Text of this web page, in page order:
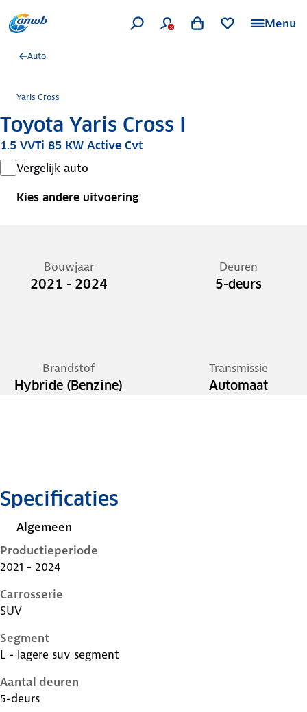
Menu
Auto
Yaris Cross
Toyota Yaris Cross I
1.5 VVTi 85 KW Active Cvt
Vergelijk auto
Kies andere uitvoering
Bouwjaar
2021 - 2024
Deuren
5-deurs
Brandstof
Hybride (Benzine)
Transmissie
Automaat
Specificaties
Algemeen
Productieperiode
2021 - 2024
Carrosserie
SUV
Segment
L - lagere suv segment
Aantal deuren
5-deurs